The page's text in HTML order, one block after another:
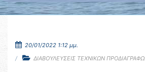
20/01/2022 1:12 μμ.
ΔΙΑΒΟΥΛΕΥΣΕΙΣ ΤΕΧΝΙΚΩΝ